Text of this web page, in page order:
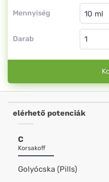
Mennyiség
Oldat
Darab
elérhető potenciák
C
Korsakoff
Golyócska (Pills)